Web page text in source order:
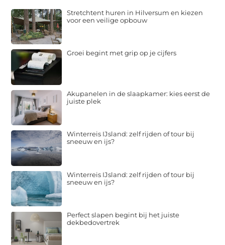
Stretchtent huren in Hilversum en kiezen
voor een veilige opbouw
Groei begint met grip op je cijfers
Akupanelen in de slaapkamer: kies eerst de
juiste plek
Winterreis IJsland: zelf rijden of tour bij
sneeuw en ijs?
Winterreis IJsland: zelf rijden of tour bij
sneeuw en ijs?
Perfect slapen begint bij het juiste
dekbedovertrek